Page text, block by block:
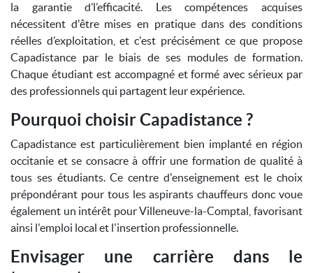
la garantie d’l’efficacité. Les compétences acquises
nécessitent d'être mises en pratique dans des conditions
réelles d’exploitation, et c'est précisément ce que propose
Capadistance par le biais de ses modules de formation.
Chaque étudiant est accompagné et formé avec sérieux par
des professionnels qui partagent leur expérience.
Pourquoi choisir Capadistance ?
Capadistance est particulièrement bien implanté en région
occitanie et se consacre à offrir une formation de qualité à
tous ses étudiants. Ce centre d'enseignement est le choix
prépondérant pour tous les aspirants chauffeurs donc voue
également un intérêt pour Villeneuve-la-Comptal, favorisant
ainsi l'emploi local et l'insertion professionnelle.
Envisager une carrière dans le